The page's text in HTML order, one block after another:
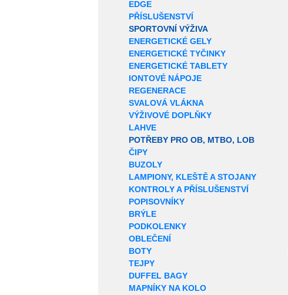
EDGE
PŘÍSLUŠENSTVÍ
SPORTOVNÍ VÝŽIVA
ENERGETICKÉ GELY
ENERGETICKÉ TYČINKY
ENERGETICKÉ TABLETY
IONTOVÉ NÁPOJE
REGENERACE
SVALOVÁ VLÁKNA
VÝŽIVOVÉ DOPLŇKY
LAHVE
POTŘEBY PRO OB, MTBO, LOB
ČIPY
BUZOLY
LAMPIONY, KLEŠTĚ A STOJANY
KONTROLY A PŘÍSLUŠENSTVÍ
POPISOVNÍKY
BRÝLE
PODKOLENKY
OBLEČENÍ
BOTY
TEJPY
DUFFEL BAGY
MAPNÍKY NA KOLO